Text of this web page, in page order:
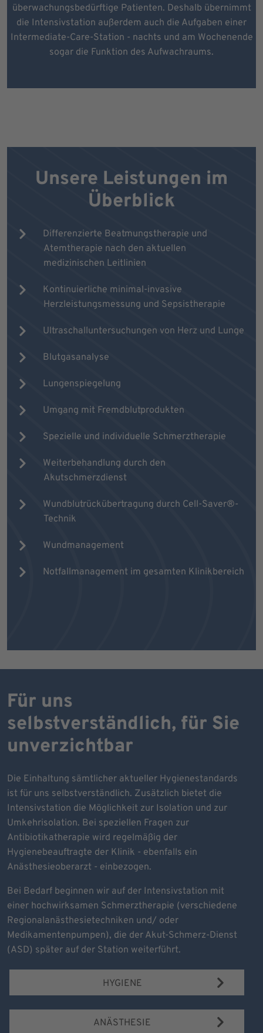
überwachungsbedürftige Patienten. Deshalb übernimmt
die Intensivstation außerdem auch die Aufgaben einer
Intermediate-Care-Station - nachts und am Wochenende
sogar die Funktion des Aufwachraums.
Unsere Leistungen im
Überblick
Differenzierte Beatmungstherapie und
Atemtherapie nach den aktuellen
medizinischen Leitlinien
Kontinuierliche minimal-invasive
Herzleistungsmessung und Sepsistherapie
Ultraschalluntersuchungen von Herz und Lunge
Blutgasanalyse
Lungenspiegelung
Umgang mit Fremdblutprodukten
Spezielle und individuelle Schmerztherapie
Weiterbehandlung durch den
Akutschmerzdienst
Wundblutrückübertragung durch Cell-Saver®-
Technik
Wundmanagement
Notfallmanagement im gesamten Klinikbereich
Für uns
selbstverständlich, für Sie
unverzichtbar
Die Einhaltung sämtlicher aktueller Hygienestandards
ist für uns selbstverständlich. Zusätzlich bietet die
Intensivstation die Möglichkeit zur Isolation und zur
Umkehrisolation. Bei speziellen Fragen zur
Antibiotikatherapie wird regelmäßig der
Hygienebeauftragte der Klinik - ebenfalls ein
Anästhesieoberarzt - einbezogen.
Bei Bedarf beginnen wir auf der Intensivstation mit
einer hochwirksamen Schmerztherapie (verschiedene
Regionalanästhesietechniken und/ oder
Medikamentenpumpen), die der Akut-Schmerz-Dienst
(ASD) später auf der Station weiterführt.
HYGIENE
ANÄSTHESIE